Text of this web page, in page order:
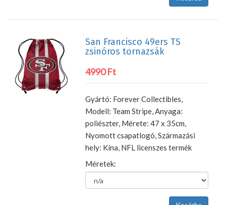
San Francisco 49ers TS
zsinóros tornazsák
4990 Ft
Gyártó: Forever Collectibles,
Modell: Team Stripe, Anyaga:
poliészter, Mérete: 47 x 35cm,
Nyomott csapatlogó, Származási
hely: Kína, NFL licenszes termék
Méretek: